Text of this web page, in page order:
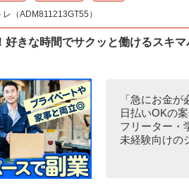
（ADM811213GT55）
好きな時間でサクッと働けるスキ
「急にお金
日払いOKの
フリーター・
未経験向けの